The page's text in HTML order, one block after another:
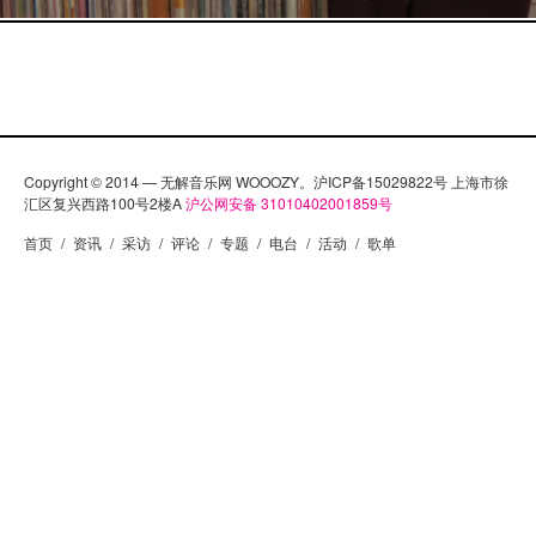
Copyright © 2014 — 无解音乐网 WOOOZY。沪ICP备15029822号 上海市徐
汇区复兴西路100号2楼A沪公网安备 31010402001859号
首页 / 资讯 / 采访 / 评论 / 专题 / 电台 / 活动 / 歌单